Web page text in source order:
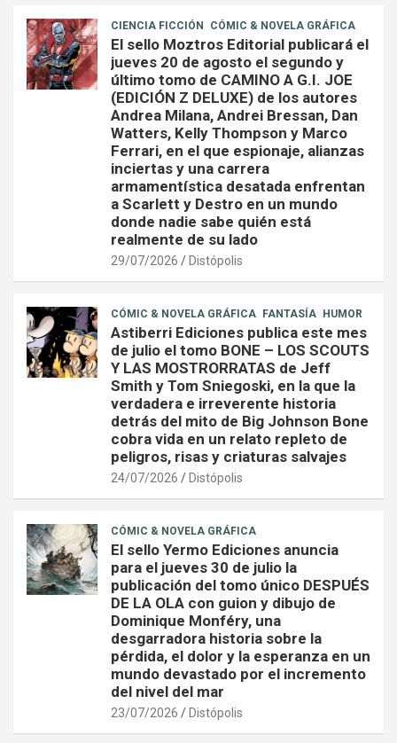
CIENCIA FICCIÓN CÓMIC & NOVELA GRÁFICA
El sello Moztros Editorial publicará el
jueves 20 de agosto el segundo y
último tomo de CAMINO A G.I. JOE
(EDICIÓN Z DELUXE) de los autores
Andrea Milana, Andrei Bressan, Dan
Watters, Kelly Thompson y Marco
Ferrari, en el que espionaje, alianzas
inciertas y una carrera
armamentística desatada enfrentan
a Scarlett y Destro en un mundo
donde nadie sabe quién está
realmente de su lado
29/07/2026 Distópolis
CÓMIC & NOVELA GRÁFICA FANTASÍA HUMOR
Astiberri Ediciones publica este mes
de julio el tomo BONE – LOS SCOUTS
Y LAS MOSTRORRATAS de Jeff
Smith y Tom Sniegoski, en la que la
verdadera e irreverente historia
detrás del mito de Big Johnson Bone
cobra vida en un relato repleto de
peligros, risas y criaturas salvajes
24/07/2026 Distópolis
CÓMIC & NOVELA GRÁFICA
El sello Yermo Ediciones anuncia
para el jueves 30 de julio la
publicación del tomo único DESPUÉS
DE LA OLA con guion y dibujo de
Dominique Monféry, una
desgarradora historia sobre la
pérdida, el dolor y la esperanza en un
mundo devastado por el incremento
del nivel del mar
23/07/2026 Distópolis